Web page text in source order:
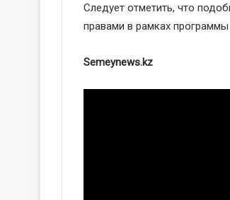
Следует отметить, что
правами в рамках
Semeynews.kz